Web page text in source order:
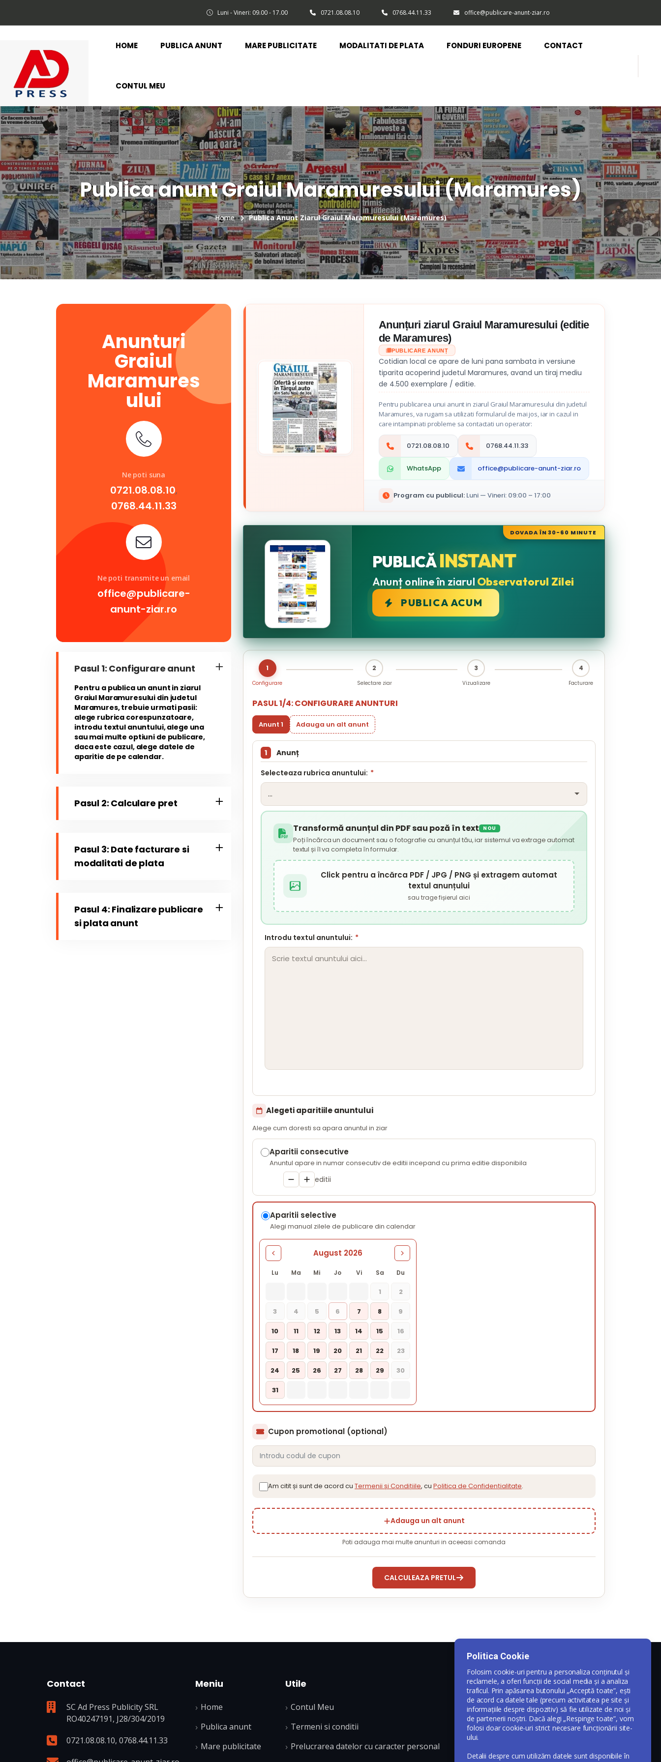
Luni - Vineri: 09.00 - 17.00 0721.08.08.10 0768.44.11.33 office@publicare-anunt-ziar.ro
HOME PUBLICA ANUNT MARE PUBLICITATE MODALITATI DE PLATA FONDURI EUROPENE CONTACT
CONTUL MEU
Publica anunt Graiul Maramuresului (Maramures)
Home Publica Anunt Ziarul Graiul Maramuresului (Maramures)
Anunturi
Graiul
Maramures
ului
Ne poti suna
0721.08.08.10,
0768.44.11.33
Ne poti transmite un email
office@publicare-
anunt-ziar.ro
Pasul 1: Configurare anunt
Pentru a publica un anunt in ziarul
Graiul Maramuresului din judetul
Maramures, trebuie urmati pasii:
alege rubrica corespunzatoare,
introdu textul anuntului, alege una
sau mai multe optiuni de publicare,
daca este cazul, alege datele de
aparitie de pe calendar.
Pasul 2: Calculare pret
Pasul 3: Date facturare si
modalitati de plata
Pasul 4: Finalizare publicare
si plata anunt
Anunțuri ziarul Graiul Maramuresului (editie
de Maramures)
PUBLICARE ANUNȚ
Cotidian local ce apare de luni pana sambata in versiune
tiparita acoperind judetul Maramures, avand un tiraj mediu
de 4.500 exemplare / editie.
Pentru publicarea unui anunt in ziarul Graiul Maramuresului din judetul
Maramures, va rugam sa utilizati formularul de mai jos, iar in cazul in
care intampinati probleme sa contactati un operator:
0721.08.08.10 0768.44.11.33
WhatsApp office@publicare-anunt-ziar.ro
Program cu publicul: Luni — Vineri: 09:00 – 17:00
DOVADA ÎN 30-60 MINUTE
PUBLICĂINSTANT
Anunț online în ziarul Observatorul Zilei
PUBLICA ACUM
1
Configurare
2
Selectare ziar
3
Vizualizare
4
Facturare
PASUL 1/4: CONFIGURARE ANUNTURI
Anunt 1 Adauga un alt anunt
1 Anunț
Selecteaza rubrica anuntului: *
Transformă anunțul din PDF sau poză în text NOU
Poți încărca un document sau o fotografie cu anunțul tău, iar sistemul va extrage automat
textul și îl va completa în formular.
Click pentru a încărca PDF / JPG / PNG și extragem automat
textul anunțului
sau trage fișierul aici
Introdu textul anuntului: *
Alegeti aparitiile anuntului
Alege cum doresti sa apara anuntul in ziar
Aparitii consecutive
Anuntul apare in numar consecutiv de editii incepand cu prima editie disponibila
editii
Aparitii selective
Alegi manual zilele de publicare din calendar
August 2026
Lu Ma Mi Jo Vi Sa Du
1 2
3 4 5 6 7 8 9
10 11 12 13 14 15 16
17 18 19 20 21 22 23
24 25 26 27 28 29 30
31
Cupon promotional (optional)
Am citit și sunt de acord cu Termenii și Condițiile, cu Politica de Confidențialitate.
Adauga un alt anunt
Poti adauga mai multe anunturi in aceeasi comanda
CALCULEAZA PRETUL
Contact
SC Ad Press Publicity SRL
RO40247191, J28/304/2019
0721.08.08.10, 0768.44.11.33
Meniu
Home
Publica anunt
Mare publicitate
Utile
Contul Meu
Termeni si conditii
Prelucrarea datelor cu caracter personal
Politica Cookie
Folosim cookie-uri pentru a personaliza conținutul și
reclamele, a oferi funcții de social media și a analiza
traficul. Prin apăsarea butonului „Acceptă toate”, ești
de acord ca datele tale (precum activitatea pe site și
informațiile despre dispozitiv) să fie utilizate de noi și
de partenerii noștri. Dacă alegi „Respinge toate”, vom
folosi doar cookie-uri strict necesare funcționării site-
ului.
Detalii despre cum utilizăm datele sunt disponibile în